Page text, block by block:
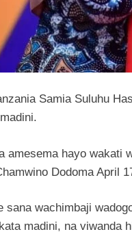
Samia Suluhu
amesema hayo wakati
Dodoma April
sana wachimbaji
madini, na viwanda